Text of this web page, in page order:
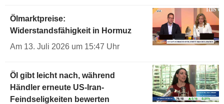
Ölmarktpreise:
Widerstandsfähigkeit in Hormuz
Am 13. Juli 2026 um 15:47 Uhr
Öl gibt leicht nach, während
Händler erneute US-Iran-
Feindseligkeiten bewerten